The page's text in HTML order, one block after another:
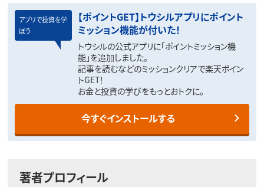
アプリで投資を学
ぼう
【ポイントGET】トウシルアプリにポイント
ミッション機能が付いた！
トウシルの公式アプリに「ポイントミッション機
能」を追加しました。
記事を読むなどのミッションクリアで楽天ポイン
トGET！
お金と投資の学びをもっとおトクに。
今すぐインストールする
著者プロフィール